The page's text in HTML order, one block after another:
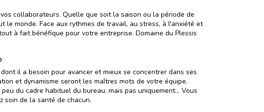
collaborateurs. Quelle que soit la saison ou la période de
monde. Face aux rythmes de travail, au stress, à l'anxiété et
à fait bénéfique pour votre entreprise. Domaine du Plessis
il a besoin pour avancer et mieux se concentrer dans ses
et dynamisme seront les maîtres mots de votre équipe.
du cadre habituel du bureau, mais pas uniquement… Vous
soin de la santé de chacun.